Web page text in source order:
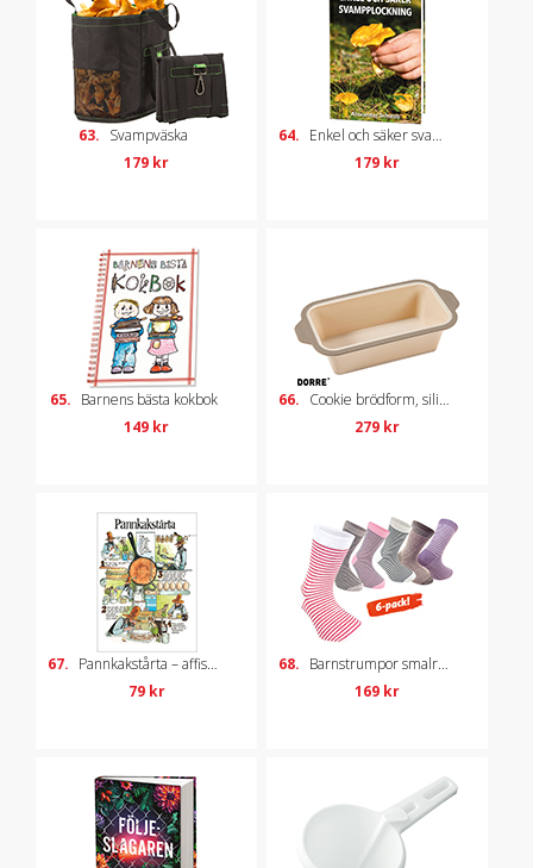
63. Svampväska
179 kr
64. Enkel och säker svampplockning
179 kr
65. Barnens bästa kokbok
149 kr
66. Cookie brödform, silikon
279 kr
67. Pannkakstårta – affisch med recept
79 kr
68. Barnstrumpor smalrandiga, 6-pack, strl 31-35
169 kr